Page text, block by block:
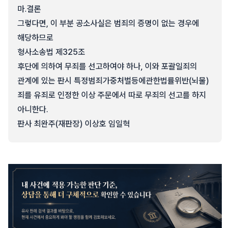
마.결론
그렇다면, 이 부분 공소사실은 범죄의 증명이 없는 경우에
해당하므로
형사소송법 제325조
후단에 의하여 무죄를 선고하여야 하나, 이와 포괄일죄의
관계에 있는 판시 특정범죄가중처벌등에관한법률위반(뇌물)
죄를 유죄로 인정한 이상 주문에서 따로 무죄의 선고를 하지
아니한다.
판사 최완주(재판장) 이상호 임일혁